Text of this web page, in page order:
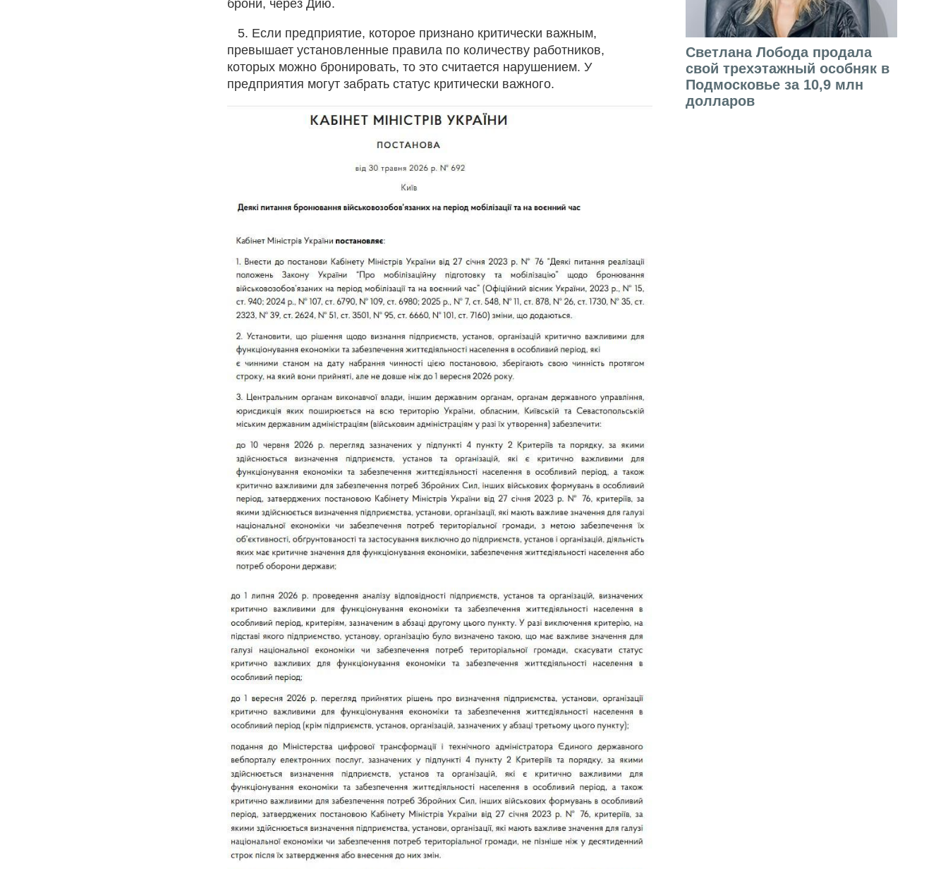
Светлана Лобода продала
свой трехэтажный особняк в
Подмосковье за 10,9 млн
долларов
брони, через Дию.
5. Если предприятие, которое признано критически важным,
превышает установленные правила по количеству работников,
которых можно бронировать, то это считается нарушением. У
предприятия могут забрать статус критически важного.